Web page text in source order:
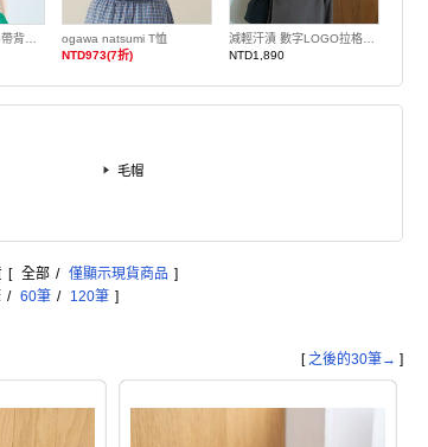
ogawa natsumi T恤
NTD973(7折)
NTD1,890
毛帽
[ 全部 / 僅顯示現貨商品 ]
/ 60筆 / 120筆 ]
[ 之後的30筆→ ]